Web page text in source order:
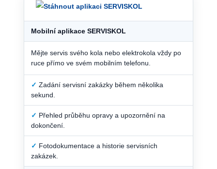
Mobilní aplikace SERVISKOL
Mějte servis svého kola nebo elektrokola vždy po
ruce přímo ve svém mobilním telefonu.
✓ Zadání servisní zakázky během několika
sekund.
✓ Přehled průběhu opravy a upozornění na
dokončení.
✓ Fotodokumentace a historie servisních
zakázek.